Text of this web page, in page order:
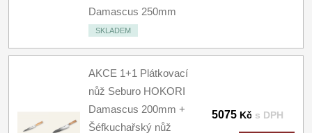
Damascus 250mm
SKLADEM
AKCE 1+1 Plátkovací
nůž Seburo HOKORI
Damascus 200mm +
Šéfkuchařský nůž
5075 Kč s DPH